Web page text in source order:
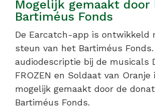
Mogelijk gemaakt door
Bartiméus Fonds
De Earcatch-app is ontwikkeld
steun van het Bartiméus
audiodescriptie bij de musicals
FROZEN en Soldaat van Oranje
mogelijk gemaakt door de
Bartiméus Fonds.